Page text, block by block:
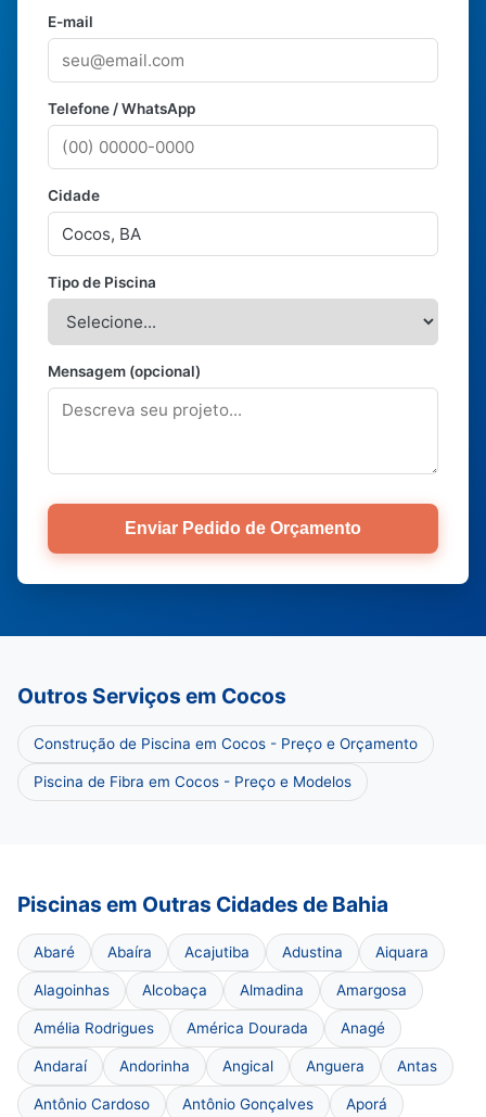
E-mail
Telefone / WhatsApp
Cidade
Tipo de Piscina
Mensagem (opcional)
Enviar Pedido de Orçamento
Outros Serviços em Cocos
Construção de Piscina em Cocos - Preço e Orçamento
Piscina de Fibra em Cocos - Preço e Modelos
Piscinas em Outras Cidades de Bahia
Abaré Abaíra Acajutiba Adustina Aiquara
Alagoinhas Alcobaça Almadina Amargosa
Amélia Rodrigues América Dourada Anagé
Andaraí Andorinha Angical Anguera Antas
Antônio Cardoso Antônio Gonçalves Aporá